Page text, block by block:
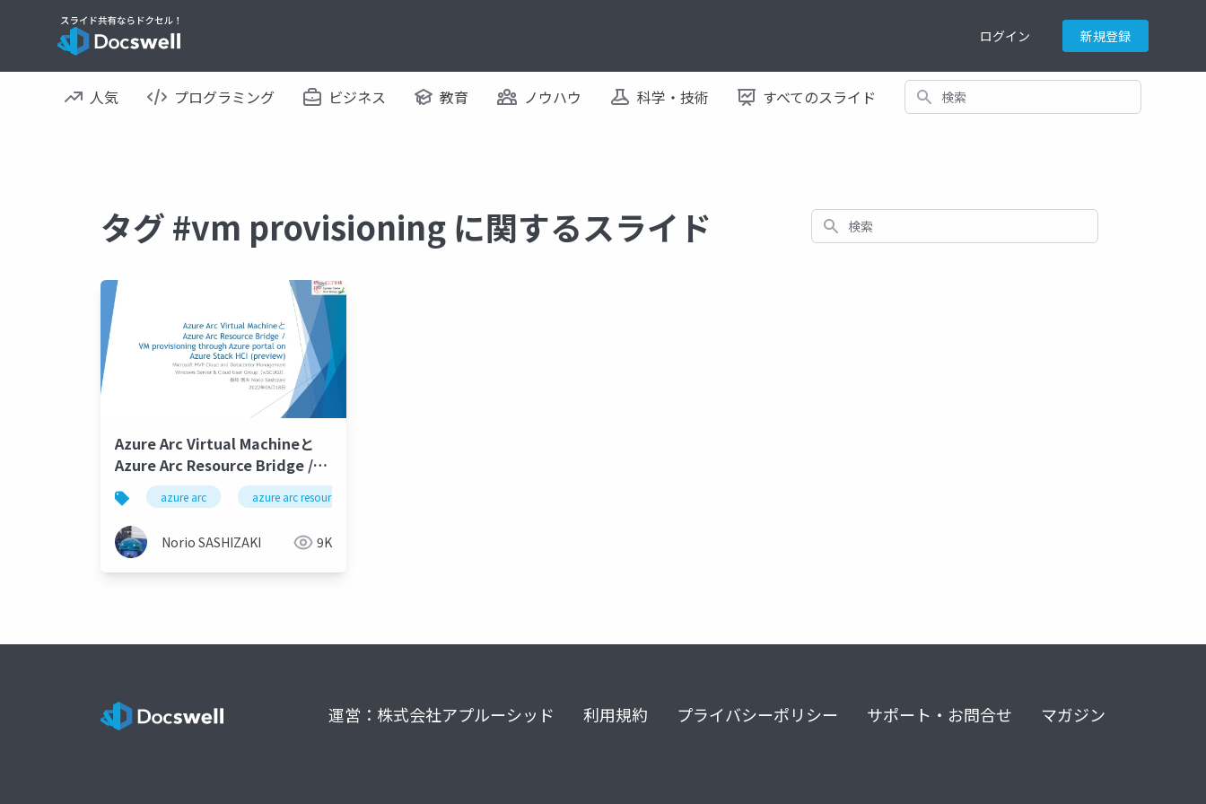
ログイン 新規登録
人気 プログラミング ビジネス 教育 ノウハウ 科学・技術 すべてのスライド 検索
タグ #vm provisioning に関するスライド 検索
Azure Arc Virtual Machineと
Azure Arc Resource Bridge /
VM provisioning through
Azure portal on Azure Stack
HCI (preview)
azure arc azure arc resource bridge
Norio SASHIZAKI 9K
運営：株式会社アプルーシッド 利用規約 プライバシーポリシー サポート・お問合せ マガジン